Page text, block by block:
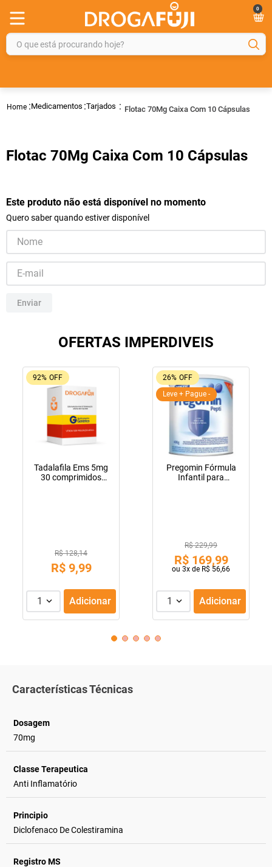
0
O que está procurando hoje?
Medicamentos Tarjados Flotac 70Mg Caixa Com 10 Cápsulas
Flotac 70Mg Caixa Com 10 Cápsulas
Este produto não está disponível no momento
Quero saber quando estiver disponível
Enviar
OFERTAS IMPERDIVEIS
92% OFF
Tadalafila Ems 5mg
30 comprimidos
R$ 128,14
R$ 9,99
1 Adicionar
26% OFF
Leve + Pague -
Pregomin Fórmula
Infantil para
R$ 229,99
R$ 169,99
ou 3x de R$ 56,66
1 Adicionar
Características Técnicas
Dosagem
70mg
Classe Terapeutica
Anti Inflamatório
Principio
Diclofenaco De Colestiramina
Registro MS
4º
rosuvastatina 20mg
6º
shampoo
7º
dipirona
fraldas geriátricas
9º
tadalafila
10º amoxicilina clavulanato